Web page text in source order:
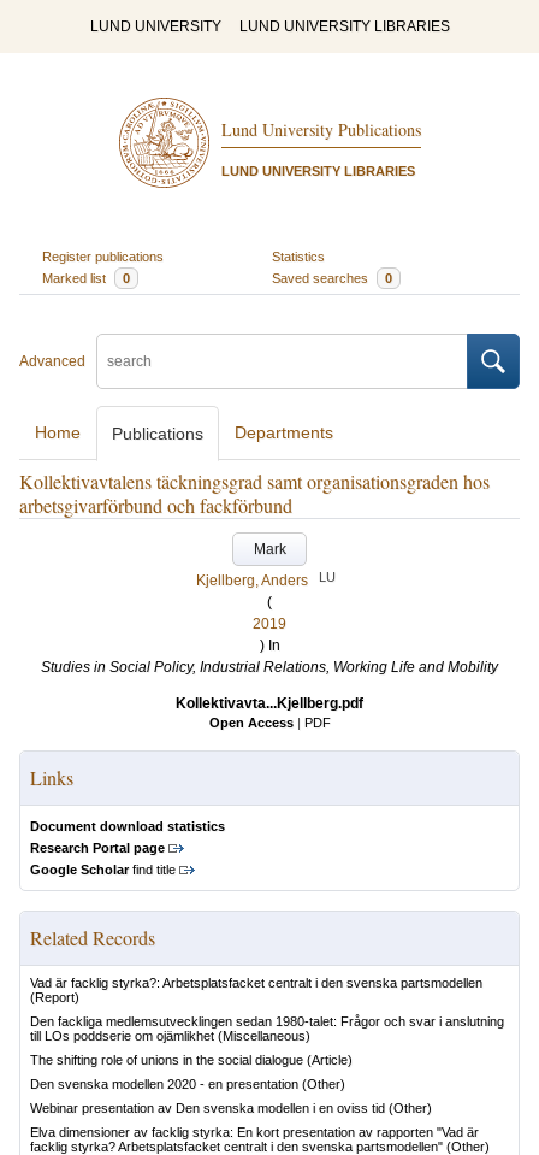
LUND UNIVERSITY LUND UNIVERSITY LIBRARIES
Lund University Publications
LUND UNIVERSITY LIBRARIES
Register publications
Statistics
Marked list
0 Saved searches 0
Advanced
Home Publications Departments
Kollektivavtalens täckningsgrad samt organisationsgraden hos
arbetsgivarförbund och fackförbund
Mark
Kjellberg, Anders
LU
(
2019
) In
Studies in Social Policy, Industrial Relations, Working Life and Mobility
Kollektivavta...Kjellberg.pdf
Open Access | PDF
Links
Document download statistics
Research Portal page
Google Scholarfind title
Related Records
Vad är facklig styrka?: Arbetsplatsfacket centralt i den svenska partsmodellen
(Report)
Den fackliga medlemsutvecklingen sedan 1980-talet: Frågor och svar i anslutning
till LOs poddserie om ojämlikhet (Miscellaneous)
The shifting role of unions in the social dialogue (Article)
Den svenska modellen 2020 - en presentation (Other)
Webinar presentation av Den svenska modellen i en oviss tid (Other)
Elva dimensioner av facklig styrka: En kort presentation av rapporten "Vad är
facklig styrka? Arbetsplatsfacket centralt i den svenska partsmodellen" (Other)